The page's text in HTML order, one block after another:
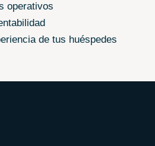
operativos
de tus huéspedes